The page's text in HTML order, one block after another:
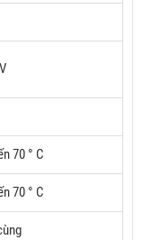
70 ° C
70 ° C